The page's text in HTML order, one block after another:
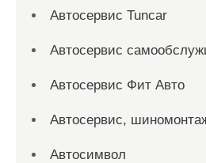
Автосервис Tuncar
Автосервис
Автосервис Фит Авто
Автосервис,
Автосимвол